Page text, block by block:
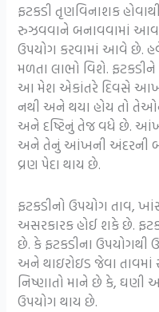
ફટકડી તૃણવિનાશક
રુઝવવાને બનાવવામાં
ઉપયોગ કરવામાં આવે છે.
મળતા લાભો વિશે.
આ મેશ એકાંતરે દિવસે
નથી અને થયા હોય તો
અને દષ્ટિનું તેજ વધે છે.
અને તેનું આંખની અંદરની
વ્રણ પેદા થાય છે.
ફટકડીનો ઉપયોગ તાવ,
અસરકારક હોઈ શકે છે.
છે. કે ફટકડીના
અને થાઇરોઇડ જેવા તાવમાં
નિષ્ણાતો માને છે કે, ઘણી
ઉપયોગ થાય છે.